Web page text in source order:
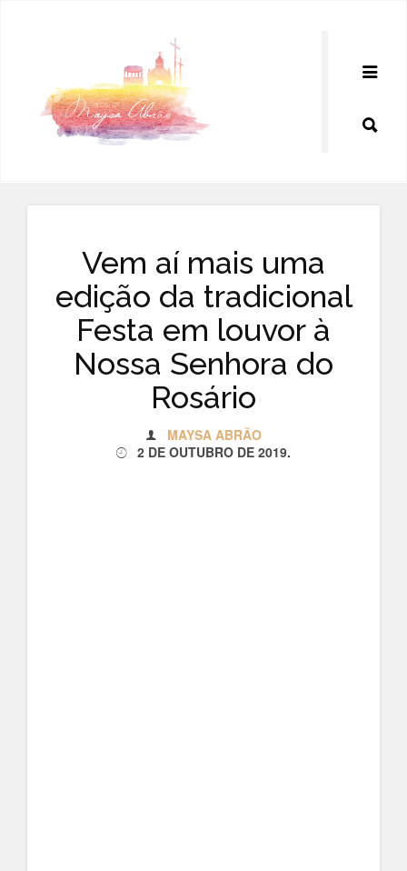
Vem aí mais uma
edição da tradicional
Festa em louvor à
Nossa Senhora do
Rosário
MAYSA ABRÃO
2 DE OUTUBRO DE 2019.